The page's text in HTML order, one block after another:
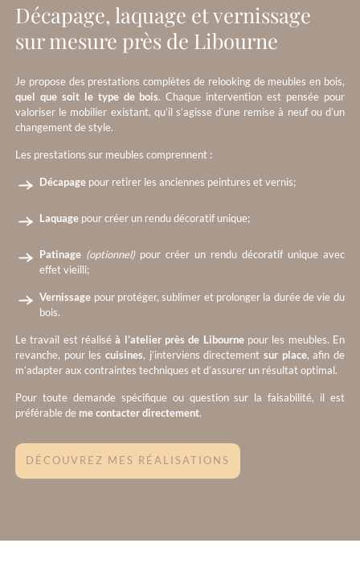
Décapage, laquage et vernissage
sur mesure près de Libourne
Je propose des prestations complètes de relooking de meubles en bois,
quel que soit le type de bois. Chaque intervention est pensée pour
valoriser le mobilier existant, qu’il s’agisse d’une remise à neuf ou d’un
changement de style.
Les prestations sur meubles comprennent :
Décapage pour retirer les anciennes peintures et vernis;
Laquage pour créer un rendu décoratif unique;
Patinage (optionnel)pour créer un rendu décoratif unique avec
effet vieilli;
Vernissage pour protéger, sublimer et prolonger la durée de vie du
bois.
Le travail est réaliséà l’atelier près de Libournepour les meubles. En
revanche, pour lescuisines, j’interviens directement sur place, afin de
m’adapter aux contraintes techniques et d’assurer un résultat optimal.
Pour toute demande spécifique ou question sur la faisabilité, il est
préférable de me contacter directement.
DÉCOUVREZ MES RÉALISATIONS